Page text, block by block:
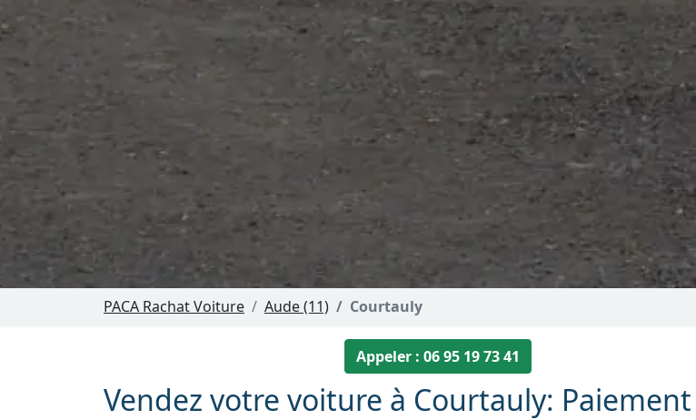
PACA Rachat Voiture Aude (11) Courtauly
Appeler : 06 95 19 73 41
Vendez votre voiture à Courtauly: Paiement